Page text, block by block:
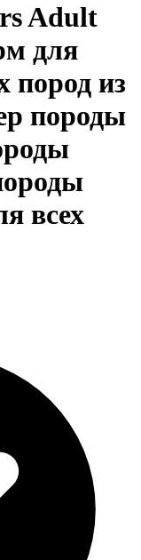
Adult
для
пород из
породы
всех